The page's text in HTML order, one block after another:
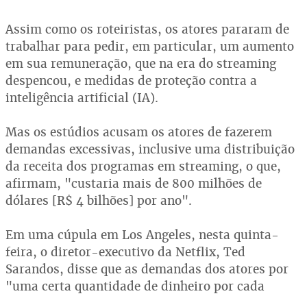
Assim como os roteiristas, os atores pararam de
trabalhar para pedir, em particular, um aumento
em sua remuneração, que na era do streaming
despencou, e medidas de proteção contra a
inteligência artificial (IA).
Mas os estúdios acusam os atores de fazerem
demandas excessivas, inclusive uma distribuição
da receita dos programas em streaming, o que,
afirmam, "custaria mais de 800 milhões de
dólares [R$ 4 bilhões] por ano".
Em uma cúpula em Los Angeles, nesta quinta-
feira, o diretor-executivo da Netflix, Ted
Sarandos, disse que as demandas dos atores por
"uma certa quantidade de dinheiro por cada